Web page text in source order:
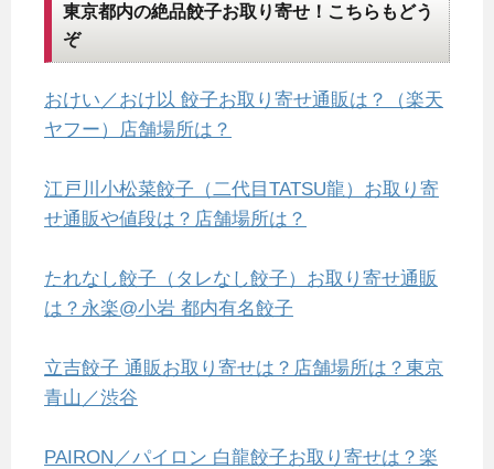
東京都内の絶品餃子お取り寄せ！こちらもどう
ぞ
おけい／おけ以 餃子お取り寄せ通販は？（楽天
ヤフー）店舗場所は？
江戸川小松菜餃子（二代目TATSU龍）お取り寄
せ通販や値段は？店舗場所は？
たれなし餃子（タレなし餃子）お取り寄せ通販
は？永楽@小岩 都内有名餃子
立吉餃子 通販お取り寄せは？店舗場所は？東京
青山／渋谷
PAIRON／パイロン 白龍餃子お取り寄せは？楽